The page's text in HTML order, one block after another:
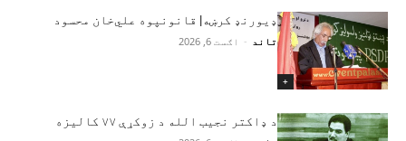
+
ډیورنډ کرښه| قانونپوه علي‌خان محسود
تاند - اګست 6, 2026
د ډاکتر نجیب الله د زوکړې ۷۷ کالیزه